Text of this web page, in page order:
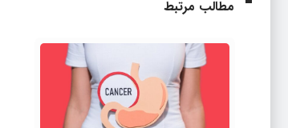
مطالب مرتبط